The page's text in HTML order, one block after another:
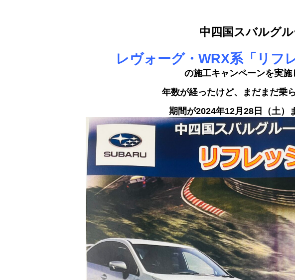
中四国スバルグ
レヴォーグ・WRX系「リフ
の施工キャンペーンを実施
年数が経ったけど、まだまだ乗
期間が2024年12月28日（土）